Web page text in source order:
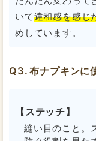
いて違和感を感じ
めしています。
布ナプキンに
【ステッチ】
縫い目のこと。